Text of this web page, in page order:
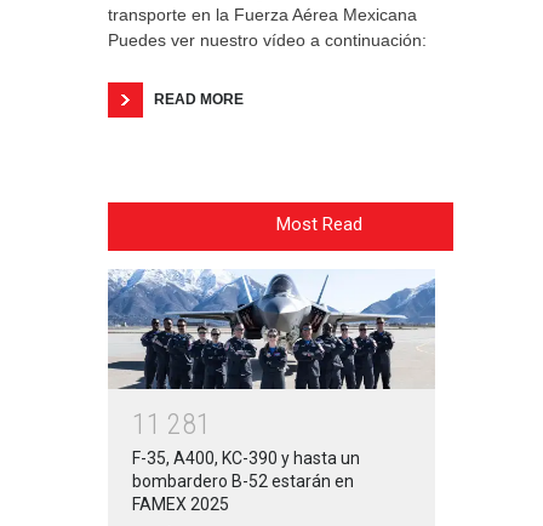
transporte en la Fuerza Aérea Mexicana
Puedes ver nuestro vídeo a continuación:
READ MORE
Most Read
1 1 281
F-35, A400, KC-390 y hasta un
bombardero B-52 estarán en
FAMEX 2025